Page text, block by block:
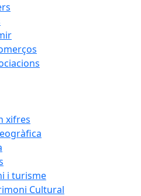
xifres
i turisme
Cultural